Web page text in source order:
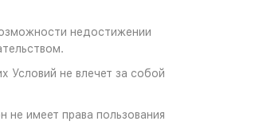
недостижении
Условий не влечет за собой
имеет права пользования